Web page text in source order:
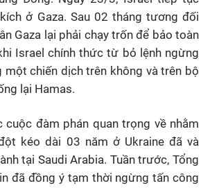
ở Gaza. Sau 02 tháng tương đối
Gaza lại phải chạy trốn để bảo toàn
Israel chính thức từ bỏ lệnh ngừng
một chiến dịch trên không và trên bộ
lại Hamas.
cuộc đàm phán quan trọng về nhằm
kéo dài 03 năm ở Ukraine đã và
tại Saudi Arabia. Tuần trước, Tổng
đã đồng ý tạm thời ngừng tấn công